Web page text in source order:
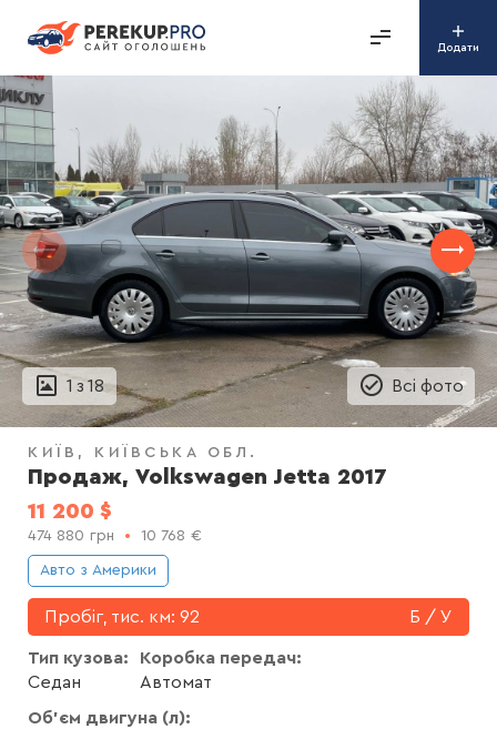
Додати
1 з 18 Всі фото
КИЇВ КИЇВСЬКА ОБЛ.
Продаж, Volkswagen Jetta 2017
11 200 $
474 880 грн 10 768 €
Авто з Америки
Пробіг, тис. км: 92 Б / У
Тип кузова:
Седан
Коробка передач:
Автомат
Об'єм двигуна (л):